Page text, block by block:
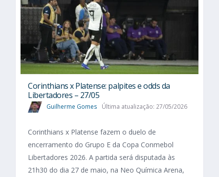
Corinthians x Platense: palpites e odds da
Libertadores – 27/05
Guilherme Gomes Última atualização: 27/05/2026
Corinthians x Platense fazem o duelo de
encerramento do Grupo E da Copa Conmebol
Libertadores 2026. A partida será disputada às
21h30 do dia 27 de maio, na Neo Química Arena,